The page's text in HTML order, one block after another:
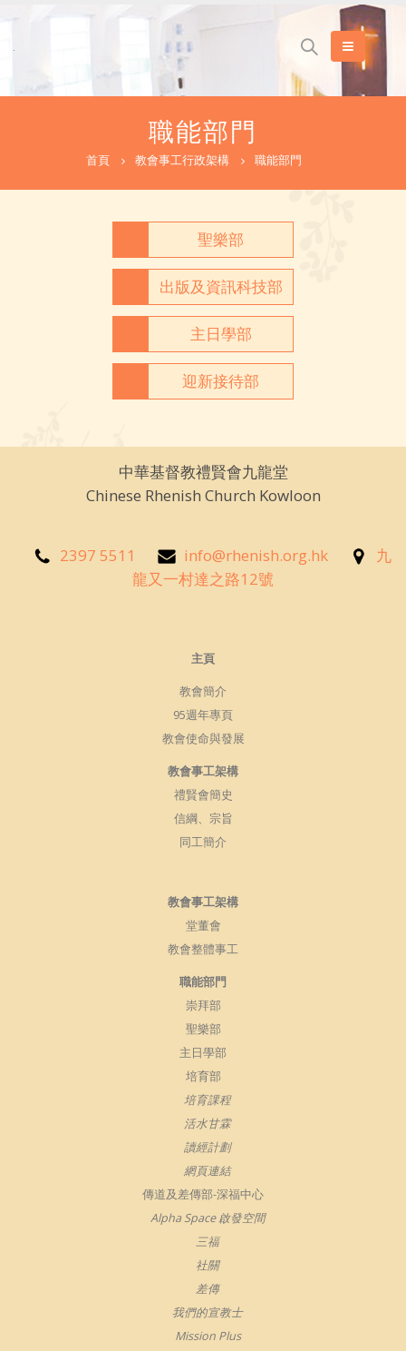
職能部門
首頁 教會事工行政架構 職能部門
聖樂部
出版及資訊科技部
主日學部
迎新接待部
中華基督教禮賢會九龍堂
Chinese Rhenish Church Kowloon
2397 5511 info@rhenish.org.hk
九
龍又一村達之路12號
主頁
教會簡介
95週年專頁
教會使命與發展
教會事工架構
禮賢會簡史
信綱、宗旨
同工簡介
教會事工架構
堂董會
教會整體事工
職能部門
崇拜部
聖樂部
主日學部
培育部
培育課程
活水甘霖
讀經計劃
網頁連結
傳道及差傳部-深福中心
Alpha Space 啟發空間
三福
社關
差傳
我們的宣教士
Mission Plus